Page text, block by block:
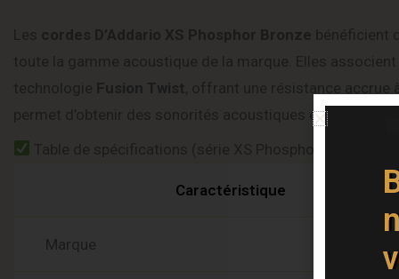
, offrant une résistance accrue
permet d’obtenir des sonorités acoustiques équilibrées
Caractéristique
Marque